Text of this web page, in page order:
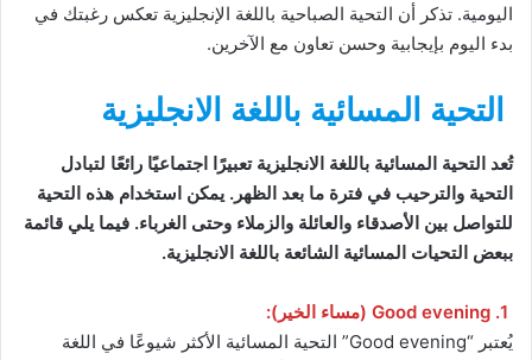
اليومية. تذكر أن التحية الصباحية باللغة الإنجليزية تعكس رغبتك في
بدء اليوم بإيجابية وحسن تعاون مع الآخرين.
التحية المسائية باللغة الانجليزية
تُعد التحية المسائية باللغة الانجليزية تعبيرًا اجتماعيًا رائعًا لتبادل
التحية والترحيب في فترة ما بعد الظهر. يمكن استخدام هذه التحية
للتواصل بين الأصدقاء والعائلة والزملاء وحتى الغرباء. فيما يلي قائمة
ببعض التحيات المسائية الشائعة باللغة الانجليزية.
1. Good evening (مساء الخير):
يُعتبر “Good evening” التحية المسائية الأكثر شيوعًا في اللغة